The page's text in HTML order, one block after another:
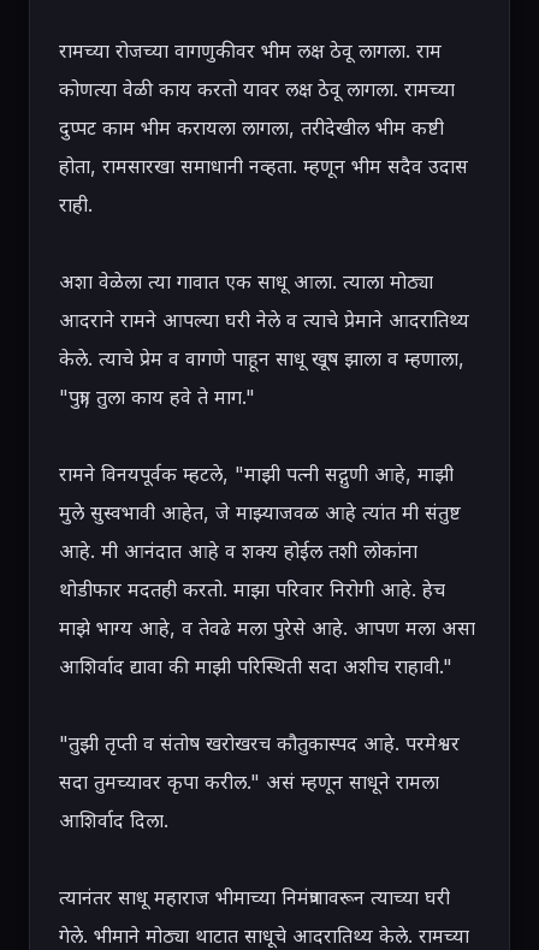
रामच्या रोजच्या वागणुकीवर भीम लक्ष ठेवू लागला. राम
कोणत्या वेळी काय करतो यावर लक्ष ठेवू लागला. रामच्या
दुप्पट काम भीम करायला लागला, तरीदेखील भीम कष्टी
होता, रामसारखा समाधानी नव्हता. म्हणून भीम सदैव उदास
राही.
अशा वेळेला त्या गावात एक साधू आला. त्याला मोठ्या
आदराने रामने आपल्या घरी नेले व त्याचे प्रेमाने आदरातिथ्य
केले. त्याचे प्रेम व वागणे पाहून साधू खूष झाला व म्हणाला,
"पुत्रा, तुला काय हवे ते माग."
रामने विनयपूर्वक म्हटले, "माझी पत्नी सद्गुणी आहे, माझी
मुले सुस्वभावी आहेत, जे माझ्याजवळ आहे त्यांत मी संतुष्ट
आहे. मी आनंदात आहे व शक्य होईल तशी लोकांना
थोडीफार मदतही करतो. माझा परिवार निरोगी आहे. हेच
माझे भाग्य आहे, व तेवढे मला पुरेसे आहे. आपण मला असा
आशिर्वाद द्यावा की माझी परिस्थिती सदा अशीच राहावी."
"तुझी तृप्ती व संतोष खरोखरच कौतुकास्पद आहे. परमेश्वर
सदा तुमच्यावर कृपा करील." असं म्हणून साधूने रामला
आशिर्वाद दिला.
त्यानंतर साधू महाराज भीमाच्या निमंत्रणावरून त्याच्या घरी
गेले. भीमाने मोठ्या थाटात साधूचे आदरातिथ्य केले. रामच्या